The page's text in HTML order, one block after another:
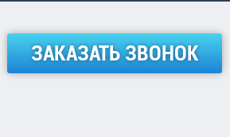
ЗАКАЗАТЬ ЗВОНОК